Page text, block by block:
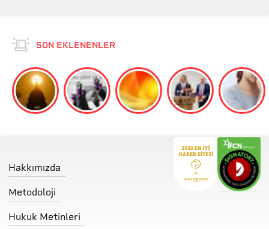
SON EKLENENLER
Hakkımızda
Metodoloji
Hukuk Metinleri